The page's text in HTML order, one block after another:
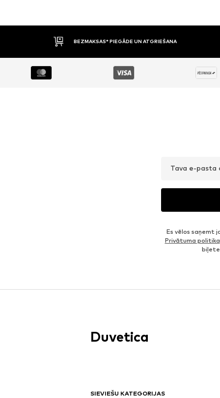
BEZMAKSAS* PIEGĀDE UN ATGRIEŠANA
Tava e-pasta
Es vēlos saņemt
Privātuma politika
SIEVIEŠU KATEGORIJAS
Duvetica